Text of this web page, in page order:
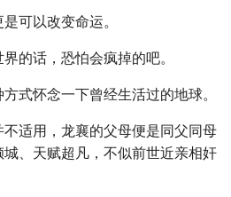
可以改变命运。
的话，恐怕会疯掉的吧。
式怀念一下曾经生活过的地球。
适用，龙襄的父母便是同父同母
、天赋超凡，不似前世近亲相奸